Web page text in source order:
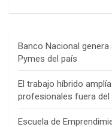
Banco Nacional
Pymes del país
El trabajo híbrido
profesionales fuera del
Escuela de